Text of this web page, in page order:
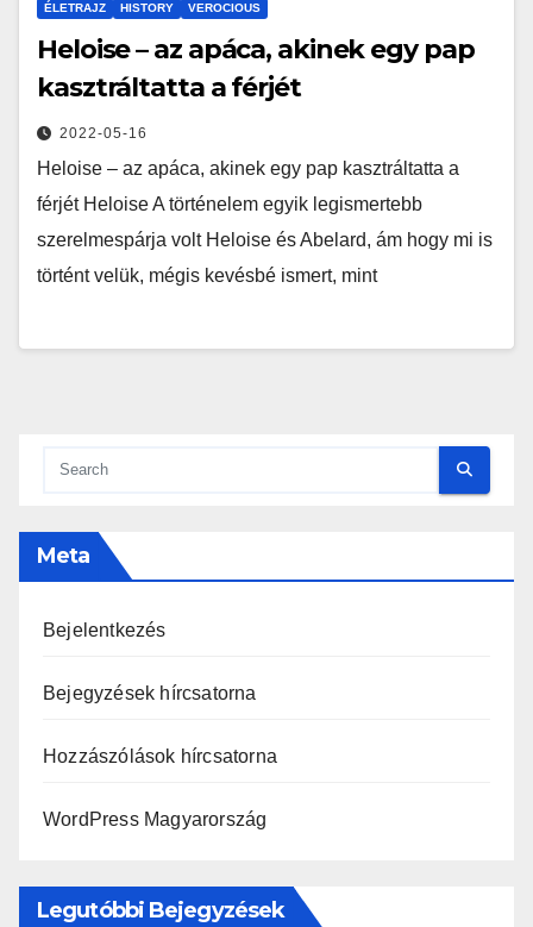
ÉLETRAJZ HISTORY VEROCIOUS
Heloise – az apáca, akinek egy pap
kasztráltatta a férjét
2022-05-16
Heloise – az apáca, akinek egy pap kasztráltatta a
férjét Heloise A történelem egyik legismertebb
szerelmespárja volt Heloise és Abelard, ám hogy mi is
történt velük, mégis kevésbé ismert, mint
Meta
Bejelentkezés
Bejegyzések hírcsatorna
Hozzászólások hírcsatorna
WordPress Magyarország
Legutóbbi Bejegyzések